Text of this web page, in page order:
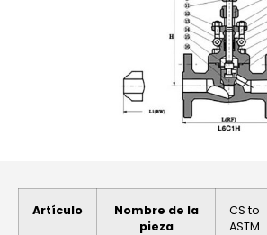
Artículo
Nombre de la
pieza
CS to
ASTM